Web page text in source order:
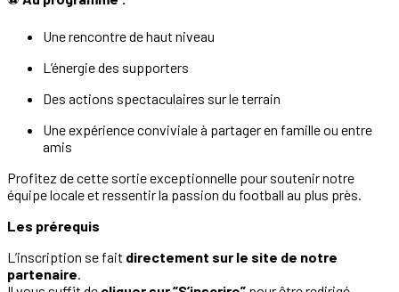
Une rencontre de haut niveau
L’énergie des supporters
Des actions spectaculaires sur le terrain
Une expérience conviviale à partager en famille ou entre
amis
Profitez de cette sortie exceptionnelle pour soutenir notre
équipe locale et ressentir la passion du football au plus près.
Les prérequis
L’inscription se fait directement sur le site de notre
partenaire